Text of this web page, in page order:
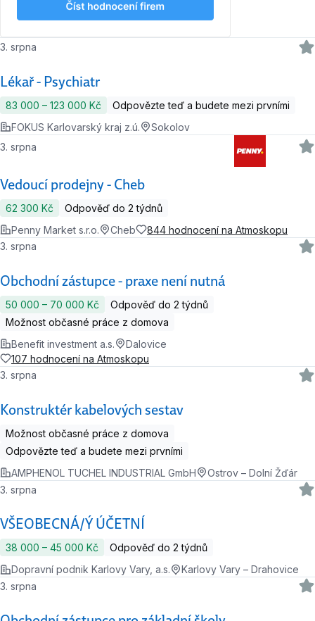
Lékař - Psychiatr
3. srpna
83 000 ‍–‍ 123 000 Kč
Odpovězte teď a budete mezi prvními
FOKUS Karlovarský kraj z.ú.
Sokolov
Vedoucí prodejny - Cheb
3. srpna
62 300 Kč
Odpověď do 2 týdnů
Penny Market s.r.o.
Cheb 844 hodnocení na Atmoskopu
Obchodní zástupce - praxe není nutná
3. srpna
50 000 ‍–‍ 70 000 Kč
Odpověď do 2 týdnů
Možnost občasné práce z domova
Benefit investment a.s.
Dalovice
107 hodnocení na Atmoskopu
Konstruktér kabelových sestav
3. srpna
Možnost občasné práce z domova
Odpovězte teď a budete mezi prvními
AMPHENOL TUCHEL INDUSTRIAL GmbH
Ostrov – Dolní Žďár
VŠEOBECNÁ/Ý ÚČETNÍ
3. srpna
38 000 ‍–‍ 45 000 Kč
Odpověď do 2 týdnů
Dopravní podnik Karlovy Vary, a.s.
Karlovy Vary – Drahovice
3. srpna